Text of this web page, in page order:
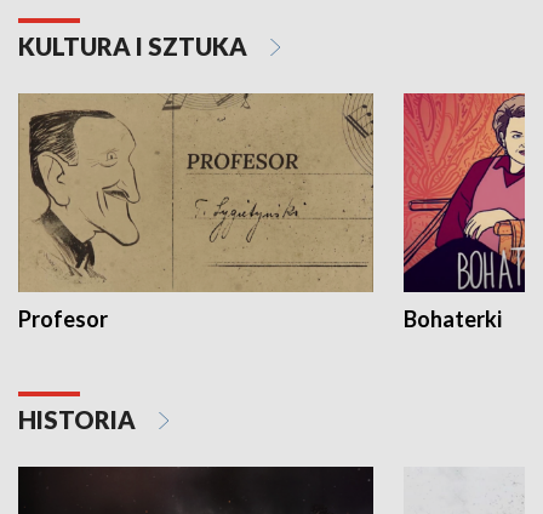
KULTURA I SZTUKA
Profesor Bohaterki
HISTORIA